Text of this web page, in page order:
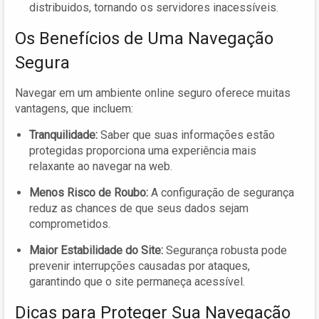
distribuidos, tornando os servidores inacessíveis.
Os Benefícios de Uma Navegação
Segura
Navegar em um ambiente online seguro oferece muitas
vantagens, que incluem:
Tranquilidade: Saber que suas informações estão
protegidas proporciona uma experiência mais
relaxante ao navegar na web.
Menos Risco de Roubo: A configuração de segurança
reduz as chances de que seus dados sejam
comprometidos.
Maior Estabilidade do Site: Segurança robusta pode
prevenir interrupções causadas por ataques,
garantindo que o site permaneça acessível.
Dicas para Proteger Sua Navegação